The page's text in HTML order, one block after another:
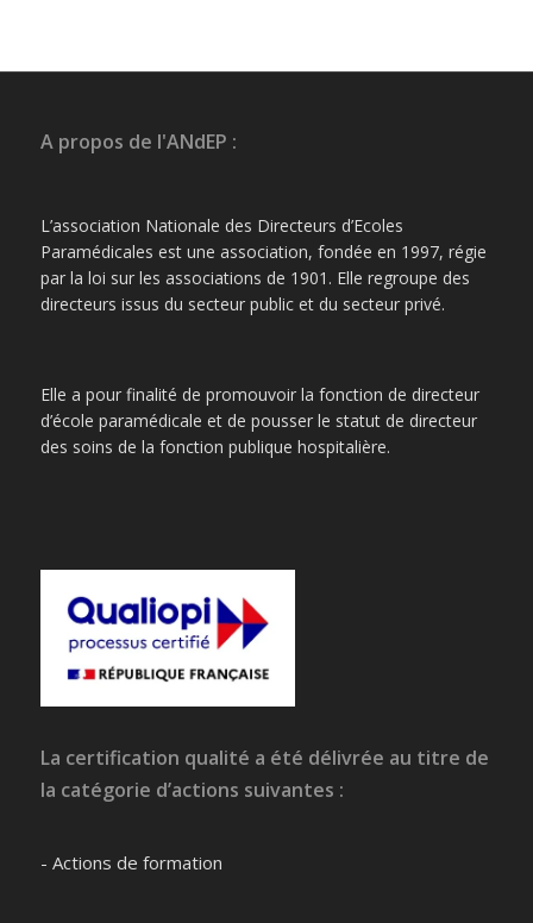
A propos de l'ANdEP :
L’association Nationale des Directeurs d’Ecoles
Paramédicales est une association, fondée en 1997, régie
par la loi sur les associations de 1901. Elle regroupe des
directeurs issus du secteur public et du secteur privé.
Elle a pour finalité de promouvoir la fonction de directeur
d’école paramédicale et de pousser le statut de directeur
des soins de la fonction publique hospitalière.
La certification qualité a été délivrée au titre de
la catégorie d’actions suivantes :
- Actions de formation